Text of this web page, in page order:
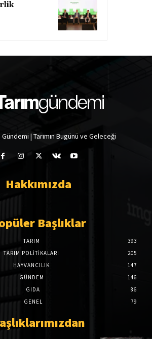
| Tarımın Bugünü ve Geleceği
Hakkımızda
Başlıklar
TARIM
393
TARIM POLITIKALARI
205
HAYVANCILIK
147
GÜNDEM
146
GIDA
86
GENEL
79